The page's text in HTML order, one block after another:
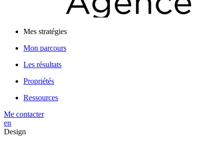
Mes stratégies
Mon parcours
Les résultats
Propriétés
Ressources
Me contacter
en
Design